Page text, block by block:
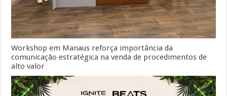
Workshop em Manaus reforça importância da
comunicação estratégica na venda de procedimentos de
alto valor